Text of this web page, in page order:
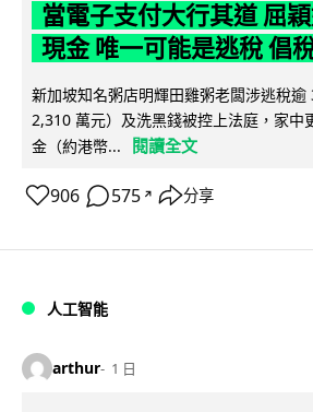
當電子支付大行其道 屈
現金 唯一可能是逃稅 倡
新加坡知名粥店明輝田雞粥老闆涉逃稅
2,310 萬元）及洗黑錢被控上法庭，家中
金（約港幣...
閱讀全文
906 575 ↗ 分享
人工智能
arthur 1 日